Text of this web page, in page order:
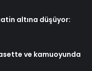
altına düşüyor:
ve kamuoyunda